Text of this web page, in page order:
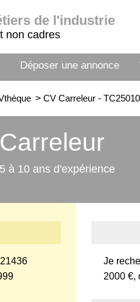
de l'industrie
non cadres
Déposer une annonce
> CV Carreleur -
Carreleur
5 à 10 ans d'expérience
Je
2000 €,